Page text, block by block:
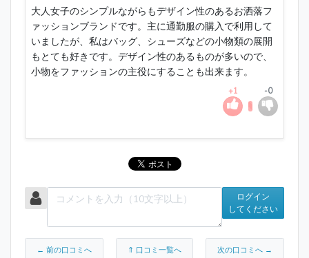
大人女子のシンプルながらもデザイン性のあるお洒落フ
ァッションブランドです。主に通勤服の購入で利用して
いましたが、私はバッグ、シューズなどの小物類の展開
もとても好きです。デザイン性のあるものが多いので、
小物をファッションの主役にすることも出来ます。
+1 -0
ログイン
してください
← 前の口コミへ ⇑ 口コミ一覧へ 次の口コミへ →